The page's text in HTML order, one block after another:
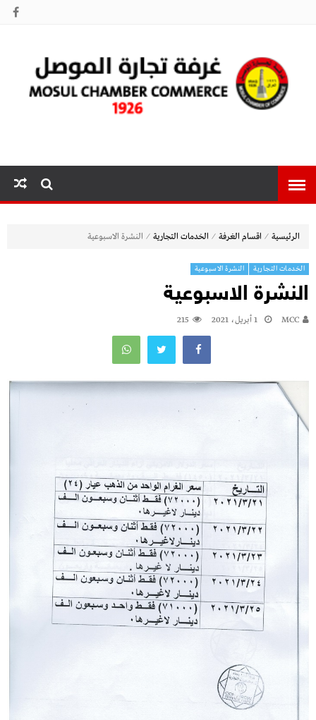
الموصل
الرئيسية ⁄ اقسام الغرفة ⁄ الخدمات التجارية ⁄ النشرة الاسبوعية
الخدمات التجارية النشرة الاسبوعية
النشرة الاسبوعية
MCC 1 أبريل، 2021 215